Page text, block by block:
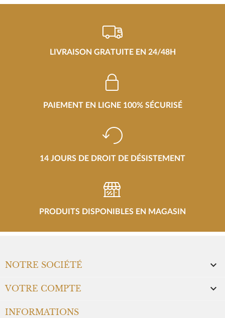
LIVRAISON GRATUITE EN 24/48H
PAIEMENT EN LIGNE 100% SÉCURISÉ
14 JOURS DE DROIT DE DÉSISTEMENT
PRODUITS DISPONIBLES EN MAGASIN
NOTRE SOCIÉTÉ 
VOTRE COMPTE 
INFORMATIONS